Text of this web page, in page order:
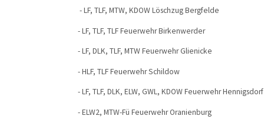
- LF, TLF, MTW, KDOW Löschzug Bergfelde
- LF, TLF, TLF Feuerwehr Birkenwerder
- LF, DLK, TLF, MTW Feuerwehr Glienicke
- HLF, TLF Feuerwehr Schildow
- LF, TLF, DLK, ELW, GWL, KDOW Feuerwehr Hennigsdorf
- ELW2, MTW-Fü Feuerwehr Oranienburg